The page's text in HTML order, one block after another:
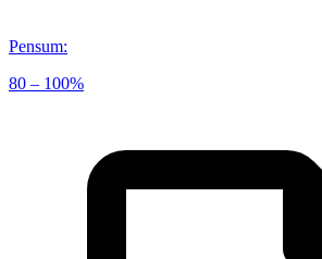
Pensum:
80 – 100%